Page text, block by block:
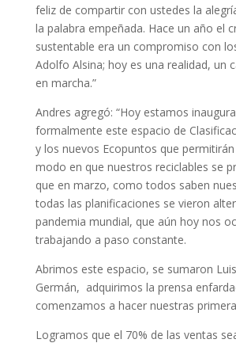
feliz de compartir con ustedes la
la palabra empeñada. Hace un año el
sustentable era un compromiso con
Adolfo Alsina; hoy es una realidad, un
en marcha.”
Andres agregó: “Hoy estamos
formalmente este espacio de
y los nuevos Ecopuntos que
modo en que nuestros reciclables se
que en marzo, como todos saben
todas las planificaciones se vieron
pandemia mundial, que aún hoy nos
trabajando a paso constante.
Abrimos este espacio, se sumaron
Germán, adquirimos la prensa
comenzamos a hacer nuestras
Logramos que el 70% de las ventas